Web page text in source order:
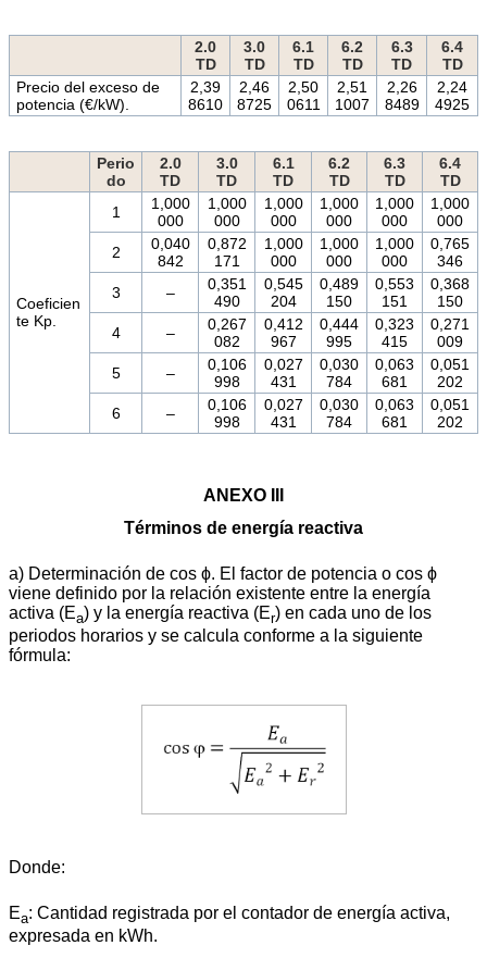
2.0
TD
3.0
TD
6.1
TD
6.2
TD
6.3
TD
6.4
TD
Precio del exceso de
potencia (€/kW).
2,39
8610
2,46
8725
2,50
0611
2,51
1007
2,26
8489
2,24
4925
Perio
do
2.0
TD
3.0
TD
6.1
TD
6.2
TD
6.3
TD
6.4
TD
Coeficien
te Kp.
1
1,000
000
1,000
000
1,000
000
1,000
000
1,000
000
1,000
000
2
0,040
842
0,872
171
1,000
000
1,000
000
1,000
000
0,765
346
3
–
0,351
490
0,545
204
0,489
150
0,553
151
0,368
150
4
–
0,267
082
0,412
967
0,444
995
0,323
415
0,271
009
5
–
0,106
998
0,027
431
0,030
784
0,063
681
0,051
202
6
–
0,106
998
0,027
431
0,030
784
0,063
681
0,051
202
ANEXO III
Términos de energía reactiva
a) Determinación de cos ϕ. El factor de potencia o cos ϕ
viene definido por la relación existente entre la energía
activa (Ea) y la energía reactiva (Er) en cada uno de los
periodos horarios y se calcula conforme a la siguiente
fórmula:
Donde:
Ea: Cantidad registrada por el contador de energía activa,
expresada en kWh.